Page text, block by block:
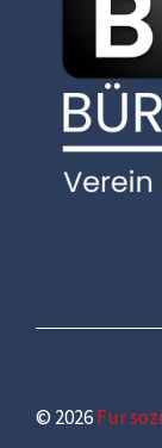
© 2026Für